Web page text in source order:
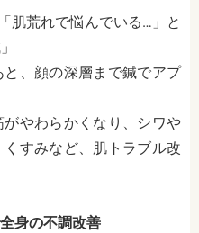
肌荒れで悩んでいる…」と
、顔の深層まで鍼でアプ
やわらかくなり、シワや
すみなど、肌トラブル改
身の不調改善